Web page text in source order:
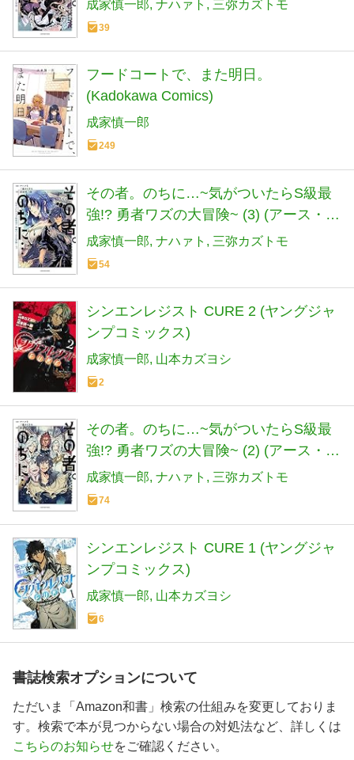
成家慎一郎 ナハァト 三弥カズトモ
39
フードコートで、また明日。
(Kadokawa Comics)
成家慎一郎
249
その者。のちに…~気がついたらS級最
強!? 勇者ワズの大冒険~ (3) (アース・ス
ターコミックス)
成家慎一郎 ナハァト 三弥カズトモ
54
シンエンレジスト CURE 2 (ヤングジャ
ンプコミックス)
成家慎一郎 山本カズヨシ
2
その者。のちに…~気がついたらS級最
強!? 勇者ワズの大冒険~ (2) (アース・ス
ターコミックス)
成家慎一郎 ナハァト 三弥カズトモ
74
シンエンレジスト CURE 1 (ヤングジャ
ンプコミックス)
成家慎一郎 山本カズヨシ
6
書誌検索オプションについて
ただいま「Amazon和書」検索の仕組みを変更しておりま
す。検索で本が見つからない場合の対処法など、詳しくは
こちらのお知らせをご確認ください。